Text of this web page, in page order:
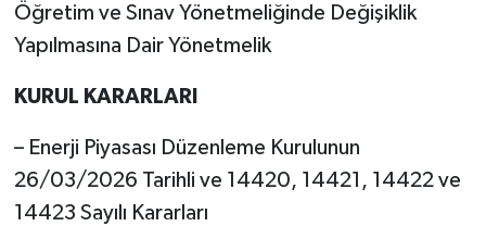
Öğretim ve Sınav Yönetmeliğinde Değişiklik
Yapılmasına Dair Yönetmelik
KURUL KARARLARI
– Enerji Piyasası Düzenleme Kurulunun
26/03/2026 Tarihli ve 14420, 14421, 14422 ve
14423 Sayılı Kararları